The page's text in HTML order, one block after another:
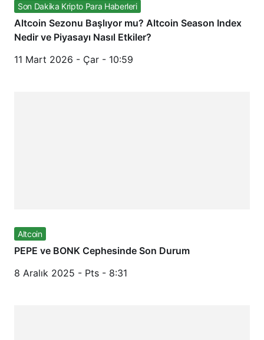
Son Dakika Kripto Para Haberleri
Altcoin Sezonu Başlıyor mu? Altcoin Season Index
Nedir ve Piyasayı Nasıl Etkiler?
11 Mart 2026 - Çar - 10:59
Altcoin
PEPE ve BONK Cephesinde Son Durum
8 Aralık 2025 - Pts - 8:31